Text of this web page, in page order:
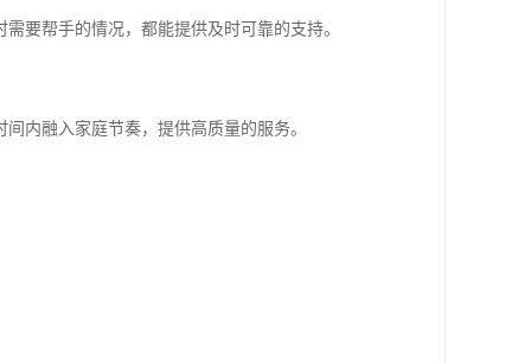
要帮手的情况，都能提供及时可靠的支持。
内融入家庭节奏，提供高质量的服务。